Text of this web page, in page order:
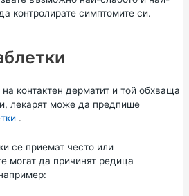
контролирате симптомите си.
контактен дерматит и той обхваща
лекарят може да предпише
.
се приемат често или
могат да причинят редица